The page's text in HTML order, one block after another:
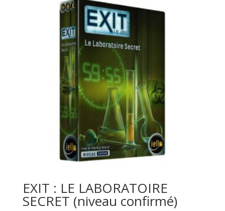
EXIT : LE LABORATOIRE
SECRET (niveau confirmé)